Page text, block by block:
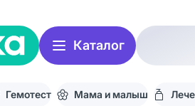
Каталог
Гемотест Мама и малыш